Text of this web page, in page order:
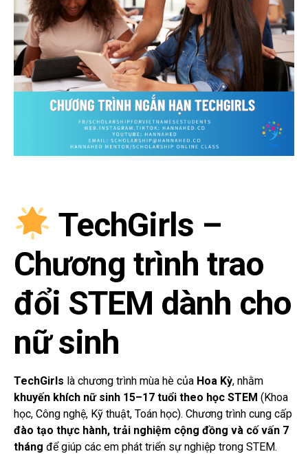
TechGirls –
Chương trình trao
đổi STEM dành cho
nữ sinh
TechGirls là chương trình mùa hè của Hoa Kỳ, nhằm
khuyến khích nữ sinh 15–17 tuổi theo học STEM (Khoa
học, Công nghệ, Kỹ thuật, Toán học). Chương trình cung cấp
đào tạo thực hành, trải nghiệm cộng đồng và cố vấn 7
tháng để giúp các em phát triển sự nghiệp trong STEM.